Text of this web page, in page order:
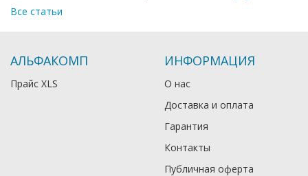
Все статьи
АЛЬФАКОМП
Прайс XLS
ИНФОРМАЦИЯ
О нас
Доставка и оплата
Гарантия
Контакты
Публичная оферта